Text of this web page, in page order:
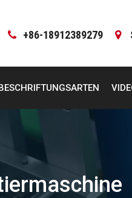
+86-18912389279